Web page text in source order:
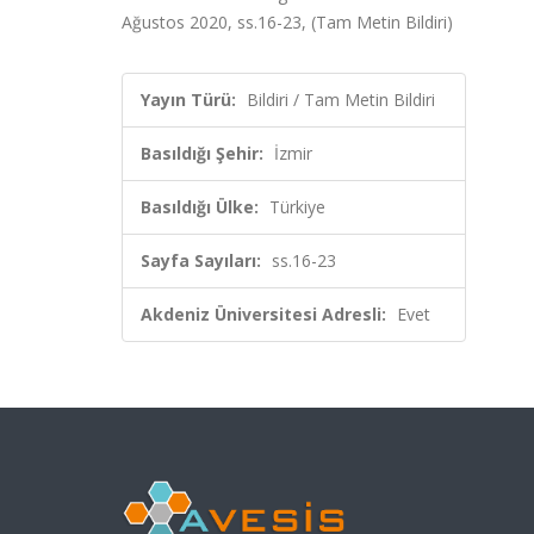
Ağustos 2020, ss.16-23, (Tam Metin Bildiri)
Yayın Türü: Bildiri / Tam Metin Bildiri
Basıldığı Şehir: İzmir
Basıldığı Ülke: Türkiye
Sayfa Sayıları: ss.16-23
Akdeniz Üniversitesi Adresli: Evet